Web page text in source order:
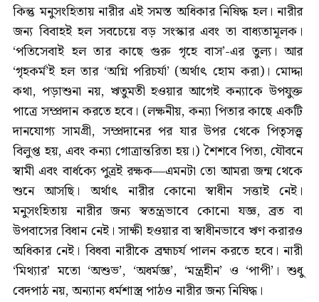
কিন্তু মনুসংহিতায় নারীর এই সমস্ত অধিকার নিষিদ্ধ হল। নারীর
জন্য বিবাহই হল সবচেয়ে বড় সংস্কার এবং তা বাধ্যতামূলক।
‘পতিসেবাই হল তার কাছে গুরু গৃহে বাস’-এর তুল্য। আর
‘গৃহকর্ম’ই হল তার ‘অগ্নি পরিচর্যা’ (অর্থাৎ হোম করা)। মোদ্দা
কথা, পড়াশুনা নয়, ঋতুমতী হওয়ার আগেই কন্যাকে উপযুক্ত
পাত্রে সম্প্রদান করতে হবে। (লক্ষনীয়, কন্যা পিতার কাছে একটি
দানযোগ্য সামগ্রী, সম্প্রদানের পর যার উপর থেকে পিতৃসত্ত্ব
বিলুপ্ত হয়, এবং কন্যা গোত্রান্তরিতা হয়।) শৈশবে পিতা, যৌবনে
স্বামী এবং বার্ধক্যে পুত্রই রক্ষক—এমনটা তো আমরা জন্ম থেকে
শুনে আসছি। অর্থাৎ নারীর কোনো স্বাধীন সত্তাই নেই।
মনুসংহিতায় নারীর জন্য স্বতন্ত্রভাবে কোনো যজ্ঞ, ব্রত বা
উপবাসের বিধান নেই। সাক্ষী হওয়ার বা স্বাধীনভাবে ঋণ করারও
অধিকার নেই। বিধবা নারীকে ব্রহ্মচর্য পালন করতে হবে। নারী
‘মিথ্যার’ মতো ‘অশুভ’, ‘অধর্মজ্ঞ’, ‘মন্ত্রহীন’ ও ‘পাপী’। শুধু
বেদপাঠ নয়, অন্যান্য ধর্মশাস্ত্র পাঠও নারীর জন্য নিষিদ্ধ।